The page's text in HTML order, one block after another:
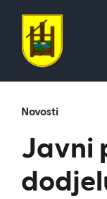
content
Novosti
Javni